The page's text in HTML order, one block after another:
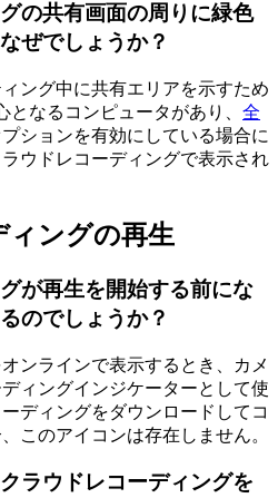
の共有画面の周りに緑色
ぜでしょうか？
ング中に共有エリアを示すため
なるコンピュータがあり、 全
ションを有効にしている場合に
ウドレコーディングで表示され
ィングの再生
が再生を開始する前にな
のでしょうか？
ンラインで表示するとき、カメ
ィングインジケーターとして使
ディングをダウンロードしてコ
このアイコンは存在しません。
ラウドレコーディングを